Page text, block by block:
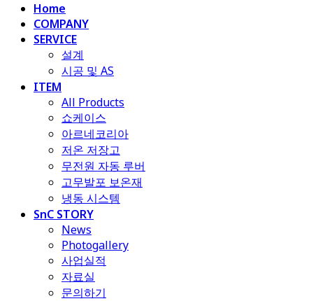
Home
COMPANY
SERVICE
설계
시공 및 AS
ITEM
All Products
​쇼케이스
아르네코리아
저온 저장고
무전원 자동 루버
고무발포 보온재
냉동 시스템
SnC STORY
News
Photogallery
사업실적
자료실
문의하기